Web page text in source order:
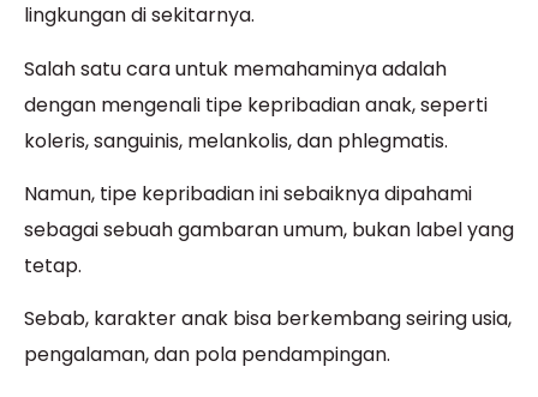
lingkungan di sekitarnya.
Salah satu cara untuk memahaminya adalah
dengan mengenali tipe kepribadian anak, seperti
koleris, sanguinis, melankolis, dan phlegmatis.
Namun, tipe kepribadian ini sebaiknya dipahami
sebagai sebuah gambaran umum, bukan label yang
tetap.
Sebab, karakter anak bisa berkembang seiring usia,
pengalaman, dan pola pendampingan.